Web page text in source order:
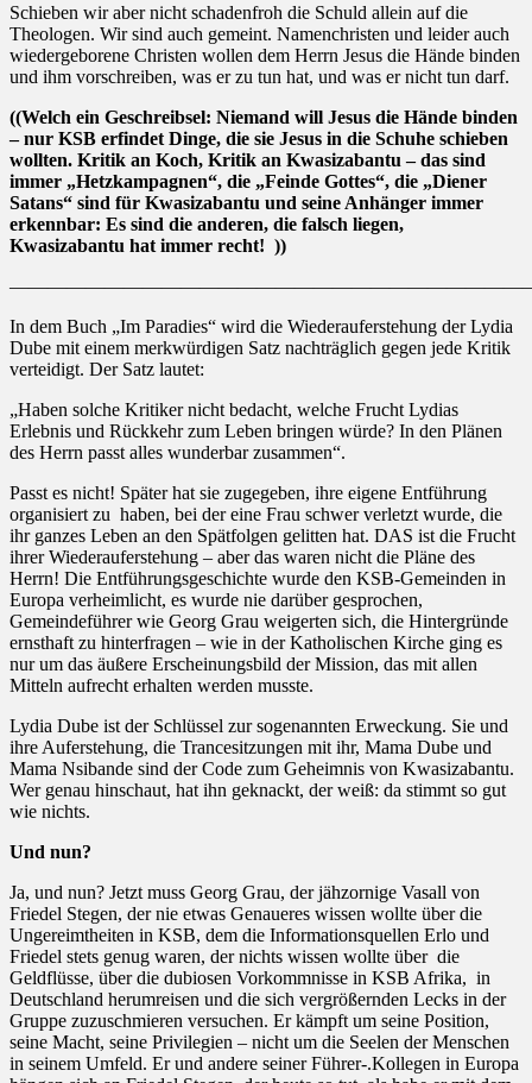
Schieben wir aber nicht schadenfroh die Schuld allein auf die
Theologen. Wir sind auch gemeint. Namenchristen und leider auch
wiedergeborene Christen wollen dem Herrn Jesus die Hände binden
und ihm vorschreiben, was er zu tun hat, und was er nicht tun darf.
((Welch ein Geschreibsel: Niemand will Jesus die Hände binden
– nur KSB erfindet Dinge, die sie Jesus in die Schuhe schieben
wollten. Kritik an Koch, Kritik an Kwasizabantu – das sind
immer „Hetzkampagnen“, die „Feinde Gottes“, die „Diener
Satans“ sind für Kwasizabantu und seine Anhänger immer
erkennbar: Es sind die anderen, die falsch liegen,
Kwasizabantu hat immer recht! ))
In dem Buch „Im Paradies“ wird die Wiederauferstehung der Lydia
Dube mit einem merkwürdigen Satz nachträglich gegen jede Kritik
verteidigt. Der Satz lautet:
„Haben solche Kritiker nicht bedacht, welche Frucht Lydias
Erlebnis und Rückkehr zum Leben bringen würde? In den Plänen
des Herrn passt alles wunderbar zusammen“.
Passt es nicht! Später hat sie zugegeben, ihre eigene Entführung
organisiert zu haben, bei der eine Frau schwer verletzt wurde, die
ihr ganzes Leben an den Spätfolgen gelitten hat. DAS ist die Frucht
ihrer Wiederauferstehung – aber das waren nicht die Pläne des
Herrn! Die Entführungsgeschichte wurde den KSB-Gemeinden in
Europa verheimlicht, es wurde nie darüber gesprochen,
Gemeindeführer wie Georg Grau weigerten sich, die Hintergründe
ernsthaft zu hinterfragen – wie in der Katholischen Kirche ging es
nur um das äußere Erscheinungsbild der Mission, das mit allen
Mitteln aufrecht erhalten werden musste.
Lydia Dube ist der Schlüssel zur sogenannten Erweckung. Sie und
ihre Auferstehung, die Trancesitzungen mit ihr, Mama Dube und
Mama Nsibande sind der Code zum Geheimnis von Kwasizabantu.
Wer genau hinschaut, hat ihn geknackt, der weiß: da stimmt so gut
wie nichts.
Und nun?
Ja, und nun? Jetzt muss Georg Grau, der jähzornige Vasall von
Friedel Stegen, der nie etwas Genaueres wissen wollte über die
Ungereimtheiten in KSB, dem die Informationsquellen Erlo und
Friedel stets genug waren, der nichts wissen wollte über die
Geldflüsse, über die dubiosen Vorkommnisse in KSB Afrika, in
Deutschland herumreisen und die sich vergrößernden Lecks in der
Gruppe zuzuschmieren versuchen. Er kämpft um seine Position,
seine Macht, seine Privilegien – nicht um die Seelen der Menschen
in seinem Umfeld. Er und andere seiner Führer-.Kollegen in Europa